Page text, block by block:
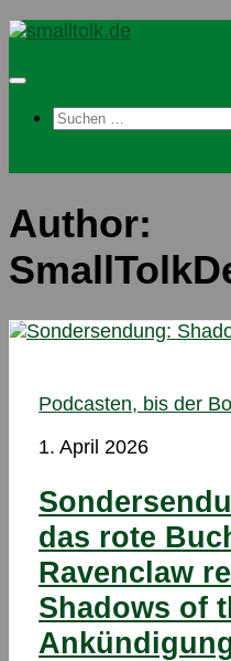
Skip
content
Suchen
Author:
Podcasten, bis der
1. April 2026
das rote
Ravenclaw
Shadows of